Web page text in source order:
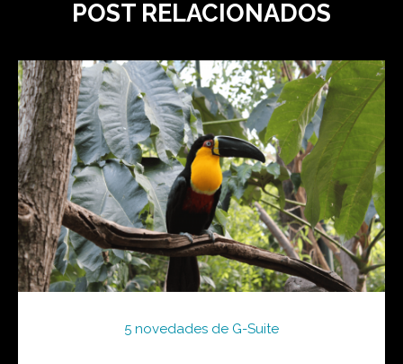
POST RELACIONADOS
5 novedades de G-Suite